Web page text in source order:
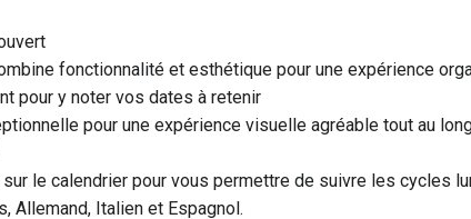
fonctionnalité et esthétique pour une expérience
pour y noter vos dates à retenir
pour une expérience visuelle agréable tout au
le calendrier pour vous permettre de suivre les cycles
Allemand, Italien et Espagnol.